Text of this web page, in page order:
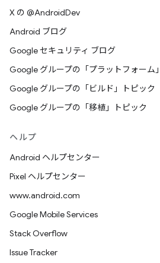
X の @AndroidDev
Android ブログ
Google セキュリティ ブログ
Google グループの「プラットフォーム
Google グループの「ビルド」トピック
Google グループの「移植」トピック
ヘルプ
Android ヘルプセンター
Pixel ヘルプセンター
www.android.com
Google Mobile Services
Stack Overflow
Issue Tracker